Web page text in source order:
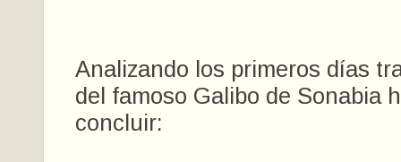
Analizando los primeros días
del famoso Galibo de Sonabia
concluir: